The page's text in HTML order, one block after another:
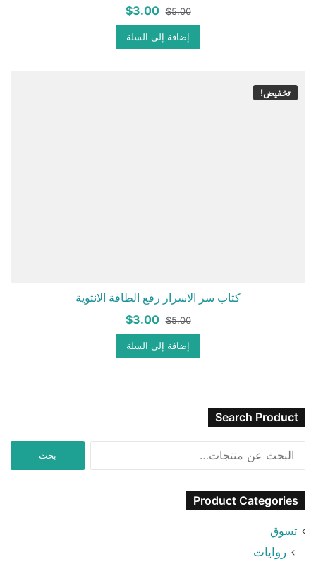
$5.00
السعر
الأصلي
هو:
$5.00.
$3.00 السعر
الحالي
$3.00.
إضافة إلى السلة
تخفيض!
كتاب سر الاسرار رفع الطاقة الانثوية
$5.00
السعر
الأصلي
هو:
$5.00.
$3.00 السعر
الحالي
$3.00.
إضافة إلى السلة
Search Product
البحث
عن:
بحث
Product Categories
تسوق
روايات